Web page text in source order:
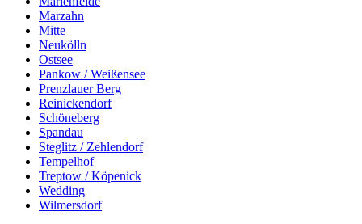
Marzahn
Mitte
Neukölln
Ostsee
Pankow / Weißensee
Prenzlauer Berg
Reinickendorf
Schöneberg
Spandau
Steglitz / Zehlendorf
Tempelhof
Treptow / Köpenick
Wedding
Wilmersdorf